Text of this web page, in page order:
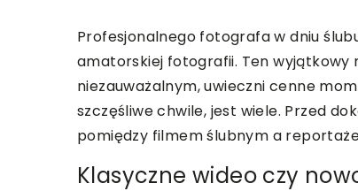
Profesjonalnego fotografa w dniu
amatorskiej fotografii. Ten wyjątkowy
niezauważalnym, uwieczni cenne
szczęśliwe chwile, jest wiele. Przed
pomiędzy filmem ślubnym a
Klasyczne wideo czy